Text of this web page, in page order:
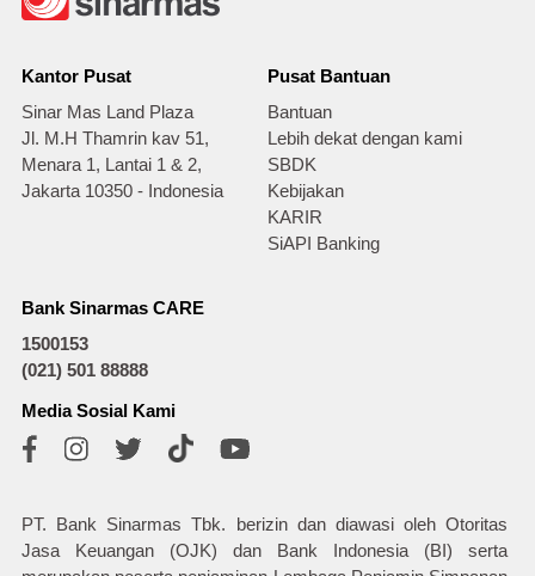
Kantor Pusat
Sinar Mas Land Plaza
Jl. M.H Thamrin kav 51,
Menara 1, Lantai 1 & 2,
Jakarta 10350 - Indonesia
Pusat Bantuan
Bantuan
Lebih dekat dengan kami
SBDK
Kebijakan
KARIR
SiAPI Banking
Bank Sinarmas CARE
1500153
(021) 501 88888
Media Sosial Kami
PT. Bank Sinarmas Tbk. berizin dan diawasi oleh Otoritas
Jasa Keuangan (OJK) dan Bank Indonesia (BI) serta